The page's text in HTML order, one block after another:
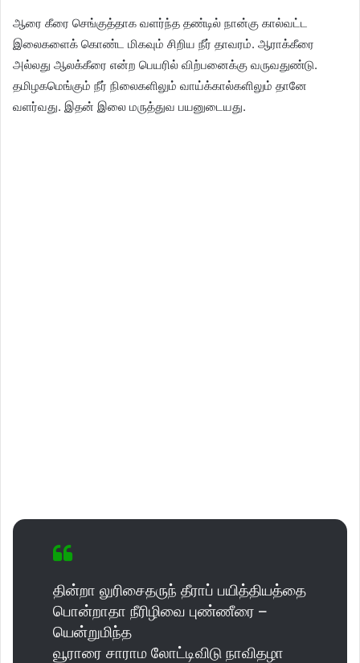
ஆரை கீரை செங்குத்தாக வளர்ந்த தண்டில் நான்கு கால்வட்ட
இலைகளைக் கொண்ட மிகவும் சிறிய நீர் தாவரம். ஆராக்கீரை
அல்லது ஆலக்கீரை என்ற பெயரில் விற்பனைக்கு வருவதுண்டு.
தமிழகமெங்கும் நீர் நிலைகளிலும் வாய்க்கால்களிலும் தானே
வளர்வது. இதன் இலை மருத்துவ பயனுடையது.
தின்றா லுரிசைதருந் தீராப் பயித்தியத்தை
பொன்றாதா நீரிழிவை புண்ணீரை –
யென்றுமிந்த
வூராரை சாராம லோட்டிவிடு நாவிதழா